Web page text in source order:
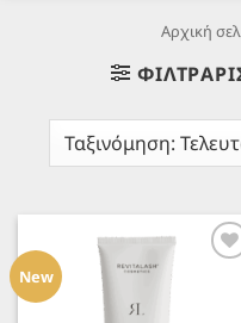
Αρχική
New
Προσθήκη